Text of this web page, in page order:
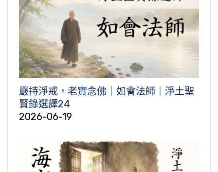
嚴持淨戒，老實念佛｜如會法師｜淨土聖
賢錄選譯24
2026-06-19